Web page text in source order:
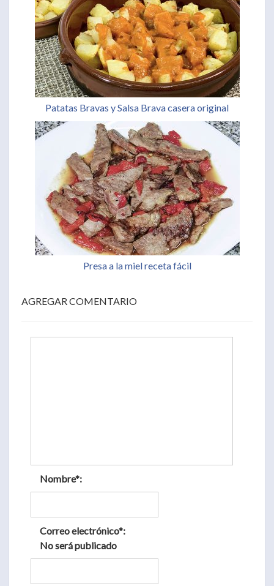
Patatas Bravas y Salsa Brava casera original
Presa a la miel receta fácil
AGREGAR COMENTARIO
Nombre*:
Correo electrónico*:
No será publicado